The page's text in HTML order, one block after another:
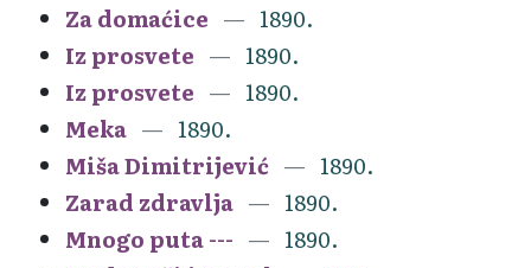
Za domaćice
1890.
Iz prosvete
1890.
Iz prosvete
1890.
Meka
1890.
Miša Dimitrijević
1890.
Zarad zdravlja
1890.
Mnogo puta ---
1890.